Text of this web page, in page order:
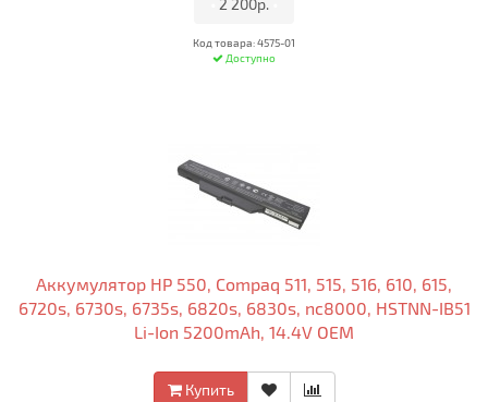
2 200р.
Код товара: 4575-01
Доступно
Аккумулятор HP 550, Compaq 511, 515, 516, 610, 615,
6720s, 6730s, 6735s, 6820s, 6830s, nc8000, HSTNN-IB51
Li-Ion 5200mAh, 14.4V OEM
Купить